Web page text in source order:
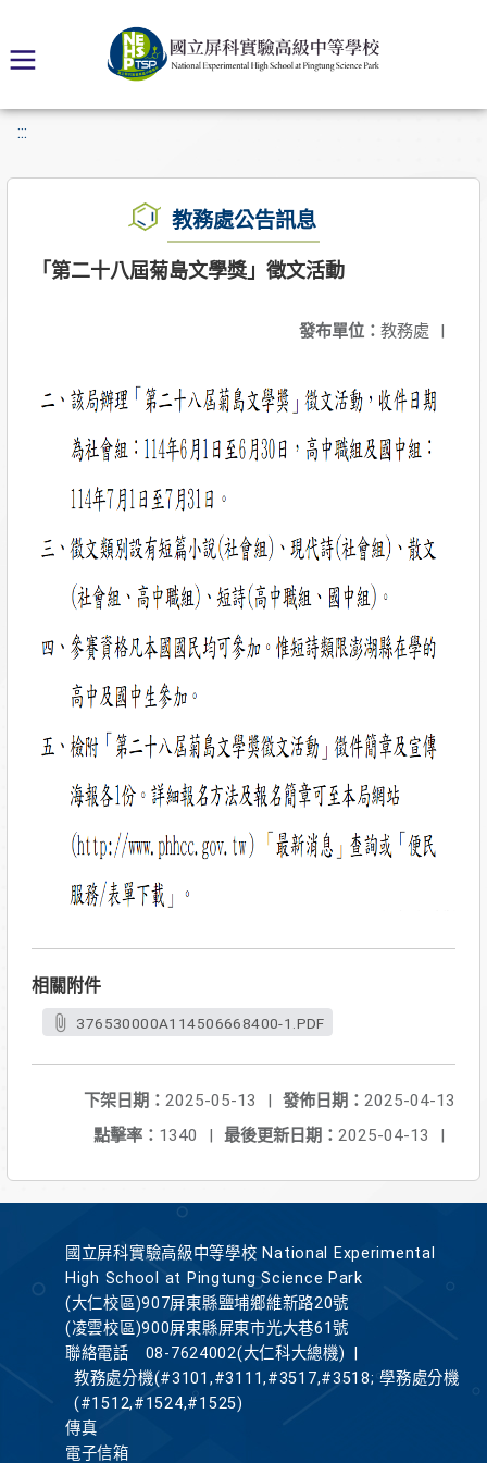
:::
教務處公告訊息
「第二十八屆菊島文學獎」徵文活動
發布單位： 教務處 |
相關附件
376530000A114506668400-1.PDF
發佈日期： 2025-04-13
下架日期： 2025-05-13
|
最後更新日期： 2025-04-13 |
點擊率： 1340 |
國立屏科實驗高級中等學校 National Experimental
High School at Pingtung Science Park
(大仁校區)907屏東縣鹽埔鄉維新路20號
(凌雲校區)900屏東縣屏東市光大巷61號
聯絡電話
08-7624002(大仁科大總機)
教務處分機(#3101,#3111,#3517,#3518; 學務處分機
(#1512,#1524,#1525)
傳真
電子信箱